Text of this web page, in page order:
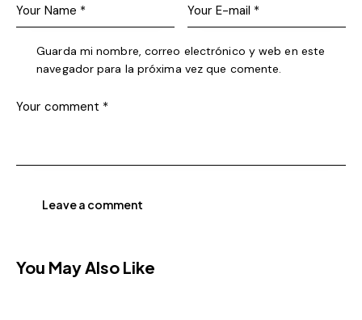
Guarda mi nombre, correo electrónico y web en este
navegador para la próxima vez que comente.
You May Also Like